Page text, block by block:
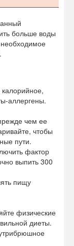
больше воды
аллергены.
чем ее
чтобы
пути.
фактор
выпить 300
пищу
физические
диеты.